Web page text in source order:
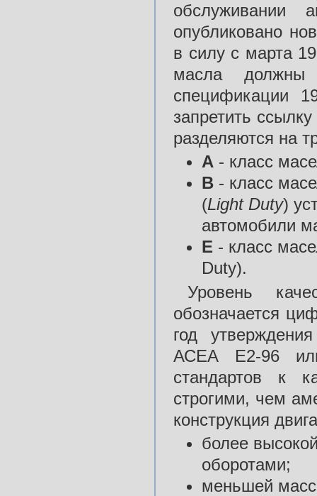
опубликовано
в силу с марта
масла должны
спецификации
запретить
разделяются на
А - класс
В - класс
(Light Duty)
автомобили
Е - класс
Duty).
Уровень
обозначается
год
АСЕА Е2-96
стандартов к
строгими, чем
конструкция
более
оборотами;
меньшей